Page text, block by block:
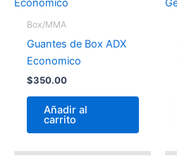
Box/MMA
Guantes de Box ADX
Economico
$350.00
Añadir al
carrito